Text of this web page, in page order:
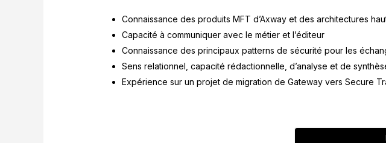
Connaissance des produits MFT d’Axway et des architectures
Capacité à communiquer avec le métier et l’éditeur
Connaissance des principaux patterns de sécurité pour les
Sens relationnel, capacité rédactionnelle, d’analyse et de
Expérience sur un projet de migration de Gateway vers Secure